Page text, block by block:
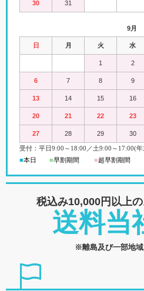
30 31
9月
日 月 火 水
1 2
6 7 8 9
13 14 15 16
20 21 22 23
27 28 29 30
受付：平日9:00 ～18:00 ／ 土9:00 ～ 17:00(
■本日 ■早割期間 ■超早割期間
税込み10,000円以上の
送料当
※離島及び一部地域